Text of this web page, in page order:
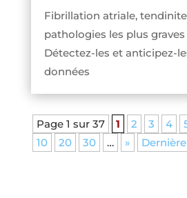
Fibrillation atriale,
pathologies les plus
Détectez-les et anticipez-
données
Page 1 sur 37 1 2 3 4
10
20 30 … »